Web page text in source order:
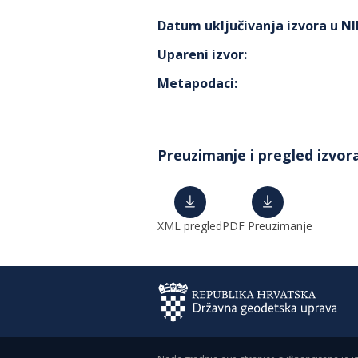
Datum uključivanja izvora u
Upareni izvor:
Metapodaci:
Preuzimanje i pregled
XML pregledPDF Preuzimanje